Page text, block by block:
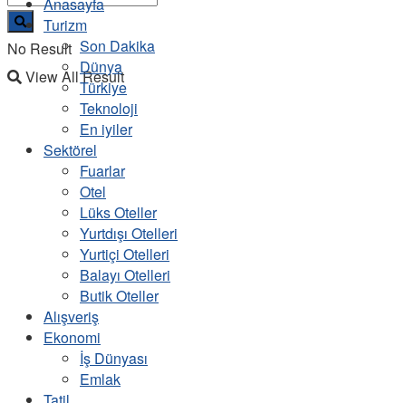
No Result
View All Result
Turizm
Son Dakika
Dünya
Türkiye
Teknoloji
En iyiler
Sektörel
Fuarlar
Otel
Lüks Oteller
Yurtdışı Otelleri
Yurtiçi Otelleri
Balayı Otelleri
Butik Oteller
Alışveriş
Ekonomi
İş Dünyası
Emlak